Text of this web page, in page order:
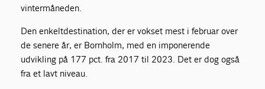
vintermåneden.
Den enkeltdestination, der er vokset mest i februar over
de senere år, er Bornholm, med en imponerende
udvikling på 177 pct. fra 2017 til 2023. Det er dog også
fra et lavt niveau.